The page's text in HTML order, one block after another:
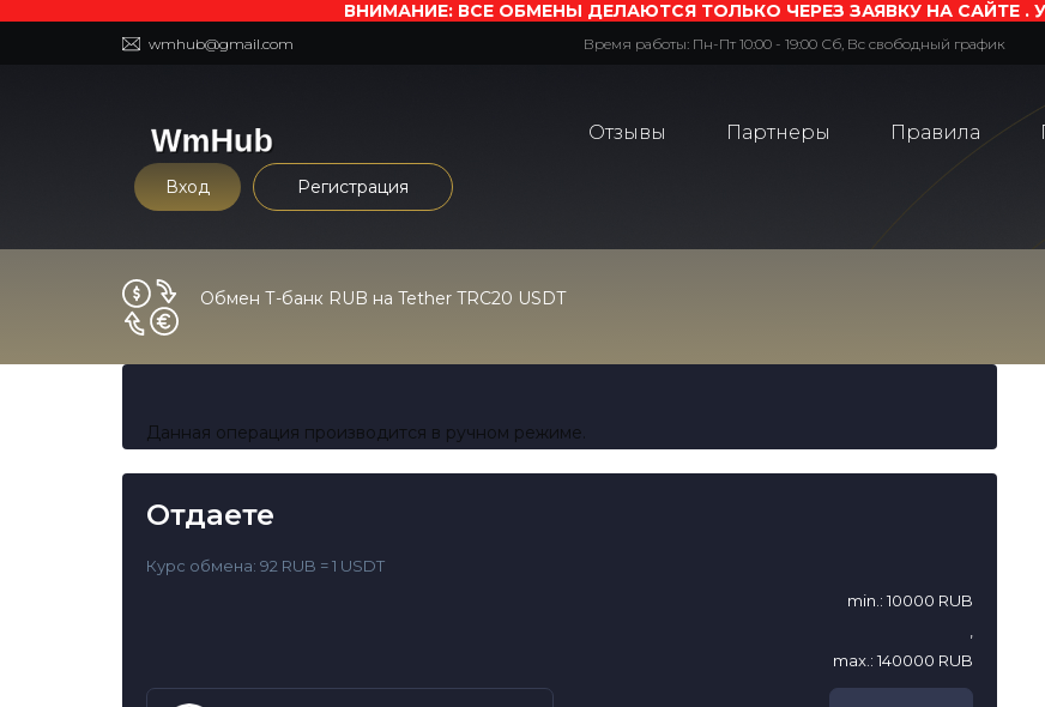
ВНИМАНИЕ: ВСЕ ОБМЕНЫ ДЕЛАЮТСЯ ТОЛЬКО ЧЕРЕЗ ЗАЯВКУ НА САЙТЕ .
wmhub@gmail.com Время работы: Пн-Пт 10:00 - 19:00 Сб, Вс свободный график
Отзывы Партнеры Правила
Вход Регистрация
Обмен Т-банк RUB на Tether TRC20 USDT
Данная операция производится в ручном режиме.
Отдаете
Курс обмена: 92 RUB = 1 USDT
min.: 10000 RUB
max.: 140000 RUB